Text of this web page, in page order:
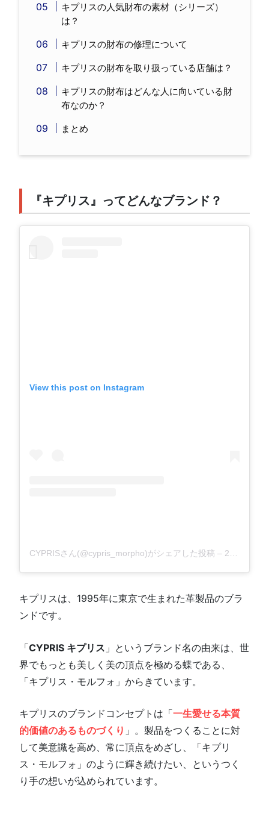
キプリスの人気財布の素材（シリーズ）
は？
キプリスの財布の修理について
キプリスの財布を取り扱っている店舗は？
キプリスの財布はどんな人に向いている財
布なのか？
まとめ
『キプリス』ってどんなブランド？
View this post on Instagram
CYPRISさん(@cypris_morpho)がシェアした投稿 – 2018年12月月11日午前11時37分PST
キプリスは、1995年に東京で生まれた革製品のブラ
ンドです。
「CYPRIS キプリス 」というブランド名の由来は、世
界でもっとも美しく美の頂点を極める蝶である、
「キプリス・モルフォ」からきています。
キプリスのブランドコンセプトは「一生愛せる本質
的価値のあるものづくり 」。製品をつくることに対
して美意識を高め、常に頂点をめざし、「キプリ
ス・モルフォ」のように輝き続けたい、というつく
り手の想いが込められています。